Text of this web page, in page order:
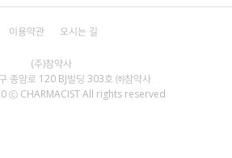
종암로 120 BJ빌딩 303호 ㈜참약사
ⓒ CHARMACIST All rights reserved
이용약관 오시는 길